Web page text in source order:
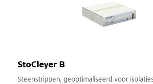
StoCleyer B
Steenstrippen, geoptimaliseerd voor